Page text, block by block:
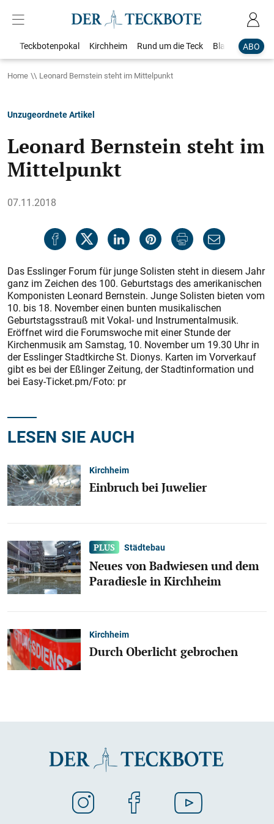
ABO
Teckbotenpokal Kirchheim Rund um die Teck Blaulicht
Home Leonard Bernstein steht im Mittelpunkt
Unzugeordnete Artikel
Leonard Bernstein steht im
Mittelpunkt
07.11.2018
Das Esslinger Forum für junge Solisten steht in diesem Jahr
ganz im Zeichen des 100. Geburtstags des amerikanischen
Komponisten Leonard Bernstein. Junge Solisten bieten vom
10. bis 18. November einen bunten musikalischen
Geburtstagsstrauß mit Vokal- und Instrumentalmusik.
Eröffnet wird die Forumswoche mit einer Stunde der
Kirchenmusik am Samstag, 10. November um 19.30 Uhr in
der Esslinger Stadtkirche St. Dionys. Karten im Vorverkauf
gibt es bei der Eßlinger Zeitung, der Stadtinformation und
bei Easy-Ticket.pm/Foto: pr
LESEN SIE AUCH
Kirchheim
Einbruch bei Juwelier
Städtebau
Neues von Badwiesen und dem
Paradiesle in Kirchheim
Kirchheim
Durch Oberlicht gebrochen